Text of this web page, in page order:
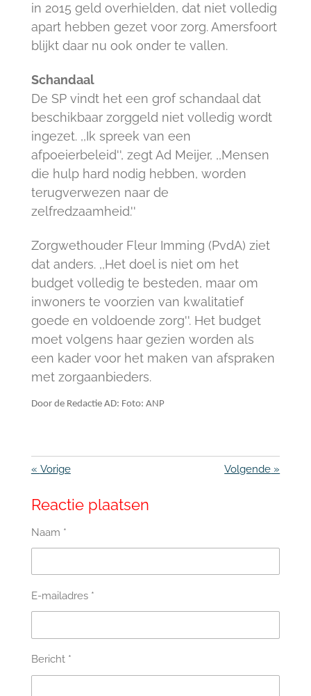
in 2015 geld overhielden, dat niet volledig
apart hebben gezet voor zorg. Amersfoort
blijkt daar nu ook onder te vallen.
Schandaal
De SP vindt het een grof schandaal dat
beschikbaar zorggeld niet volledig wordt
ingezet. ,,Ik spreek van een
afpoeierbeleid'', zegt Ad Meijer, ,,Mensen
die hulp hard nodig hebben, worden
terugverwezen naar de
zelfredzaamheid.''
Zorgwethouder Fleur Imming (PvdA) ziet
dat anders. ,,Het doel is niet om het
budget volledig te besteden, maar om
inwoners te voorzien van kwalitatief
goede en voldoende zorg''. Het budget
moet volgens haar gezien worden als
een kader voor het maken van afspraken
met zorgaanbieders.
Door de Redactie AD: Foto: ANP
« Vorige Volgende »
Reactie plaatsen
Naam *
E-mailadres *
Bericht *